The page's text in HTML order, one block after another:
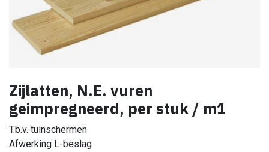
Zijlatten, N.E. vuren
geimpregneerd, per stuk / m1
T.b.v. tuinschermen
Afwerking L-beslag